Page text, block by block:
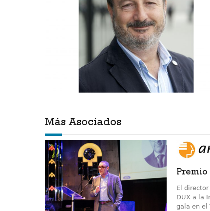
Más Asociados
Premio
El
DUX a la
gala en el